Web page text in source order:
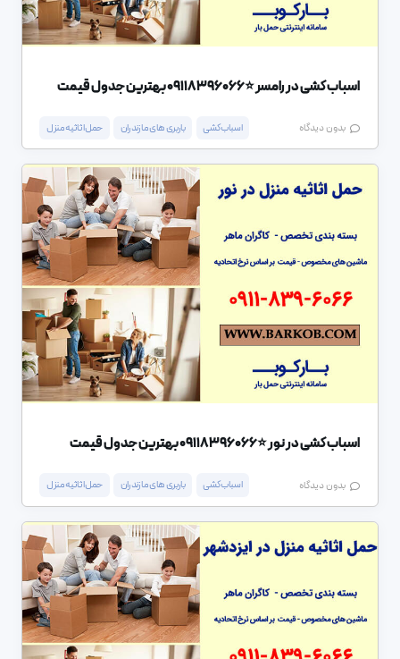
اسباب کشی در رامسر ⭐️09118396066 بهترین جدول قیمت
بدون دیدگاه اسباب کشی باربری های مازندران حمل اثاثیه منزل
اسباب کشی در نور ⭐️09118396066 بهترین جدول قیمت
بدون دیدگاه اسباب کشی باربری های مازندران حمل اثاثیه منزل